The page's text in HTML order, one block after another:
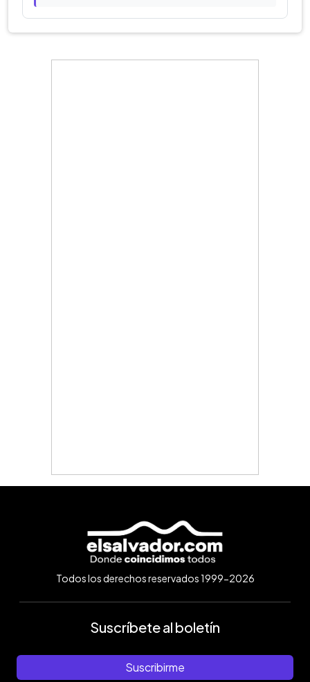
Todos los derechos reservados 1999-2026
Suscríbete al boletín
Suscribirme